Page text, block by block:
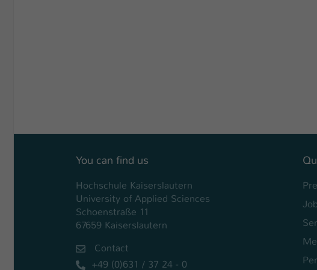
You can find us
Hochschule Kaiserslautern
University of Applied Sciences
Schoenstraße 11
67659 Kaiserslautern
Contact
+49 (0)631 / 37 24 - 0